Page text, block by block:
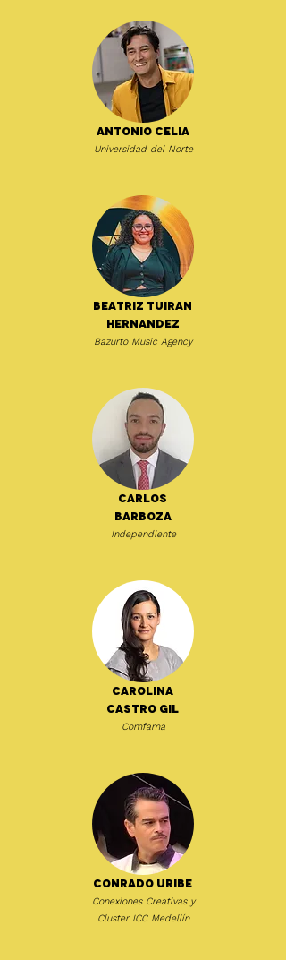
Antonio Celia
Universidad del Norte
Beatriz Tuiran
Hernandez
Bazurto Music Agency
Carlos
Barboza
Independiente
Carolina
Castro Gil
Comfama
Conrado Uribe
Conexiones Creativas y
Cluster ICC Medellín